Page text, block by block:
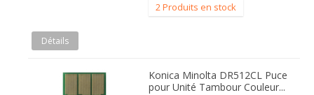
2 Produits en stock
Détails
Konica Minolta DR512CL Puce
pour Unité Tambour Couleur...